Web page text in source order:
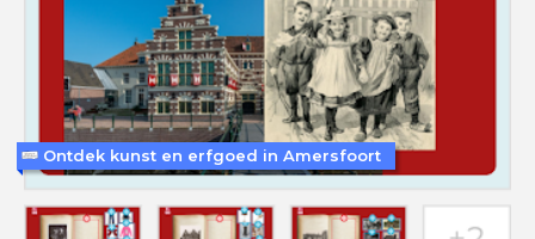
Ontdek kunst en erfgoed in Amersfoort